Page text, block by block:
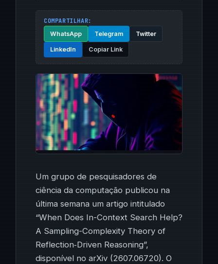
COMPARTILHAR:
WhatsApp Telegram Twitter
LinkedIn Copiar Link
Um grupo de pesquisadores de
ciência da computação publicou na
última semana um artigo intitulado
“When Does In-Context Search Help?
A Sampling-Complexity Theory of
Reflection‑Driven Reasoning”,
disponível no arXiv (2607.06720). O